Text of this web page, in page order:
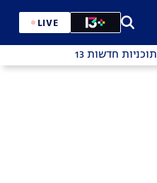
LIVE
תוכניות חדשות 13